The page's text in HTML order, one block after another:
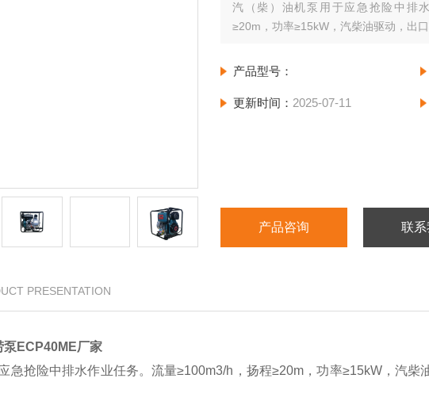
汽（柴）油机泵用于应急抢险中排
≥20m，功率≥15kW，汽柴油驱动，出
产品型号：
更新时间： 2025-07-11
产品咨询 联系
PRESENTATION
泵ECP40ME厂家
急抢险中排水作业任务。流量≥100m3/h，扬程≥20m，功率≥15kW，汽柴